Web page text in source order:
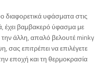
διαφορετικά υφάσματα στις
έχει βαμβακερό ύφασμα με
άλλη, απαλό βελουτέ minky
σας επιτρέπει να επιλέγετε
εποχή και τη θερμοκρασία